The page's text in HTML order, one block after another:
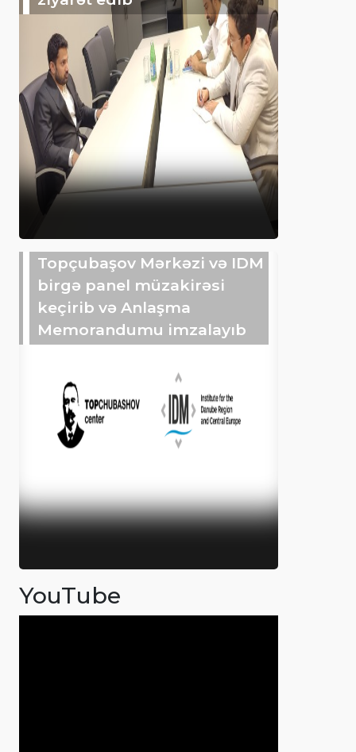
Topçubaşov Mərkəzi və IDM
birgə panel müzakirəsi
keçirib və Anlaşma
Memorandumu imzalayıb
YouTube